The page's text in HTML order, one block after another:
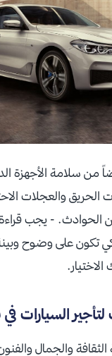
من سلامة الأجهزة
الحريق والعجلات
الحوادث. - يجب
تكون على وضوح
السيارات في
والجمال